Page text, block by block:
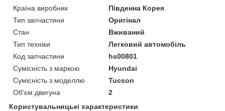
Країна виробник
Південна Корея
Тип запчастини
Оригінал
Стан
Вживаний
Тип техніки
Легковий автомобіль
Код запчастини
hs00801
Сумісність з маркою
Hyundai
Сумісність з моделлю
Tucson
Об'єм двигуна
2
Користувальницькі характеристики